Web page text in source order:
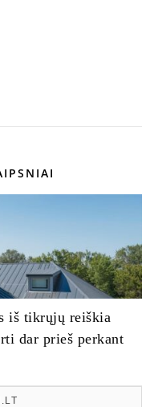
iš tikrųjų reiškia
dar prieš perkant